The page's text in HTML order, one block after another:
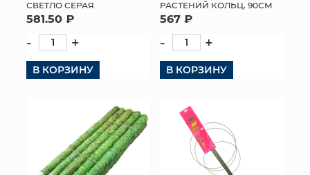
ОПТОВЫМ КЛИЕНТАМ
ДОСТАВКА И ОПЛАТА
КОНТАКТЫ
СВЕТЛО СЕРАЯ
581.50 ₽
- +
В КОРЗИНУ
РАСТЕНИЙ КОЛЬЦ. 90СМ
567 ₽
- +
В КОРЗИНУ